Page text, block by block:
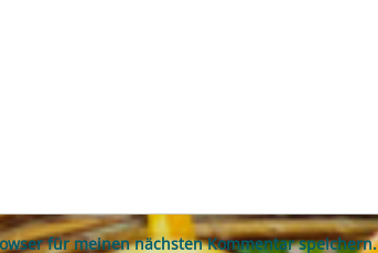
für meinen nächsten Kommentar speichern.